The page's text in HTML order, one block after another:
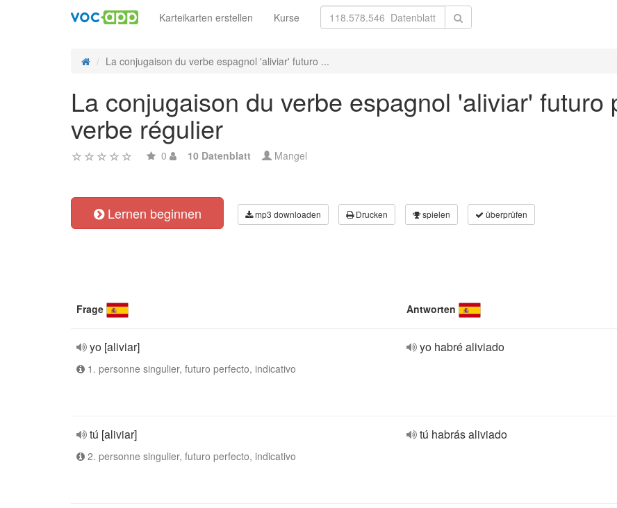
Karteikarten erstellen Kurse
La conjugaison du verbe espagnol 'aliviar' futuro ...
La conjugaison du verbe espagnol 'aliviar' futuro
verbe régulier
0 10 Datenblatt Mangel
Lernen beginnen mp3 downloaden Drucken spielen überprüfen
Frage Antworten
yo [aliviar]
1. personne singulier, futuro perfecto, indicativo
yo habré aliviado
tú [aliviar]
2. personne singulier, futuro perfecto, indicativo
tú habrás aliviado